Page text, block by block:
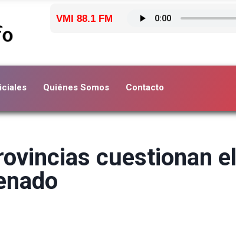
VMI 88.1 FM
Quiénes Somos Contacto
cuestionan el